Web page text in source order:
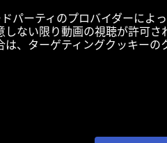
パーティのプロバイダーによ
しない限り動画の視聴が許可
は、ターゲティングクッキーの